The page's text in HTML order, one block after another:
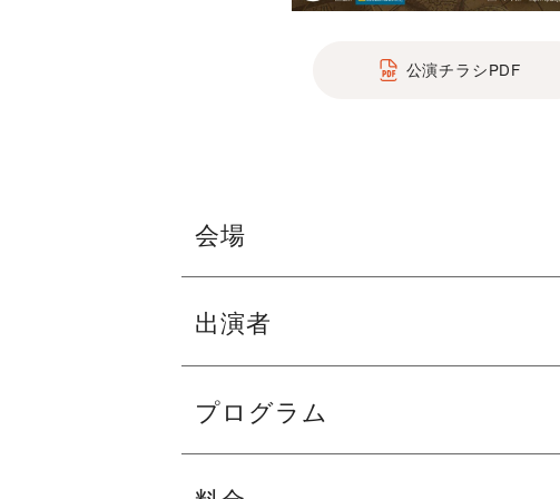
公演チラシPDF
会場
フェニーチェ堺 大ホール
※駐車台数が限られてます。公共交通機関をご
出演者
指揮：本名 徹次（ベトナム国立交響楽団 音
ヴァイオリン：ブイ・コン・ズイ
管弦楽：大阪交響楽団（ベトナム国立交響楽
プログラム
◆ベトナム国歌「進軍歌 Tiến Quân Ca（ティ